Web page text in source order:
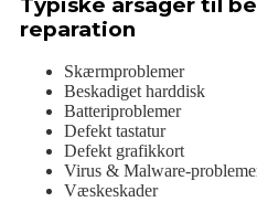
reparation
Skærmproblemer
Beskadiget harddisk
Batteriproblemer
Defekt tastatur
Defekt grafikkort
Virus & Malware-
Væskeskader